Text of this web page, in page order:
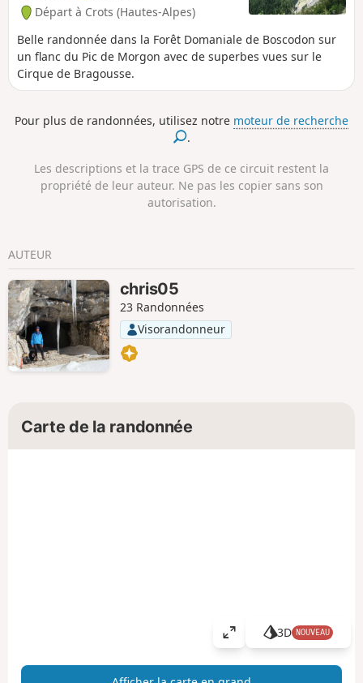
Départ à Crots (Hautes-Alpes)
Belle randonnée dans la Forêt Domaniale de Boscodon sur
un flanc du Pic de Morgon avec de superbes vues sur le
Cirque de Bragousse.
Pour plus de randonnées, utilisez notre moteur de recherche
.
Les descriptions et la trace GPS de ce circuit restent la
propriété de leur auteur. Ne pas les copier sans son
autorisation.
AUTEUR
chris05
23 Randonnées
Visorandonneur
Carte de la randonnée
A
3D NOUVEAU